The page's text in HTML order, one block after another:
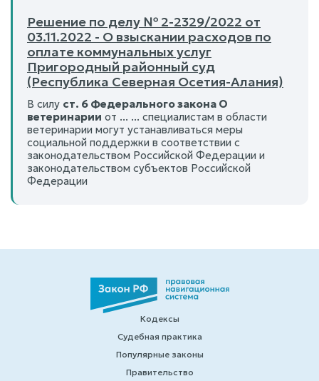
Решение по делу № 2-2329/2022 от
03.11.2022 - О взыскании расходов по
оплате коммунальных услуг
Пригородный районный суд
(Республика Северная Осетия-Алания)
В силу ст. 6 Федерального закона О
ветеринарии от ... ... специалистам в области
ветеринарии могут устанавливаться меры
социальной поддержки в соответствии с
законодательством Российской Федерации и
законодательством субъектов Российской
Федерации
Кодексы
Судебная практика
Популярные законы
Правительство